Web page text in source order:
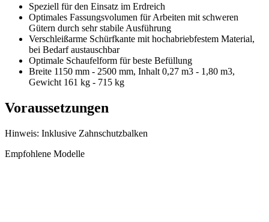
Speziell für den Einsatz im Erdreich
Optimales Fassungsvolumen für Arbeiten mit schweren
Gütern durch sehr stabile Ausführung
Verschleißarme Schürfkante mit hochabriebfestem Material,
bei Bedarf austauschbar
Optimale Schaufelform für beste Befüllung
Breite 1150 mm - 2500 mm, Inhalt 0,27 m3 - 1,80 m3,
Gewicht 161 kg - 715 kg
Voraussetzungen
Hinweis: Inklusive Zahnschutzbalken
Empfohlene Modelle